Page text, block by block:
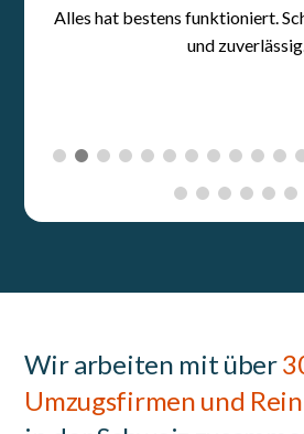
Wir arbeiten mit über
Umzugsfirmen und